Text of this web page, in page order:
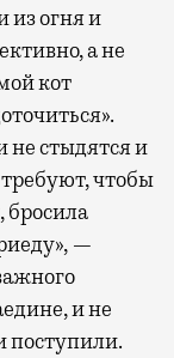
из огня и
а не
кот
не стыдятся и
чтобы
бросила
—
и не
поступили.